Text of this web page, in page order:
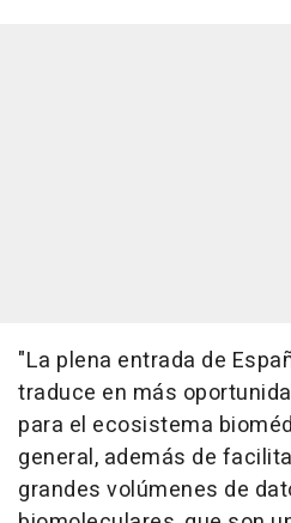
"La plena entrada de
traduce en más
para el ecosistema
general, además de
grandes volúmenes de